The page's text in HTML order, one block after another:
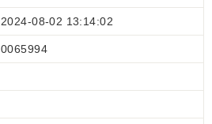
2024-08-02 13:14:02
0065994